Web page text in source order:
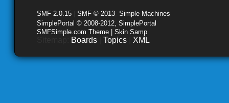
SMF 2.0.15 SMF © 2013 Simple Machines
SimplePortal © 2008-2012, SimplePortal
SMFSimple.com Theme | Skin Samp
Boards Topics XML